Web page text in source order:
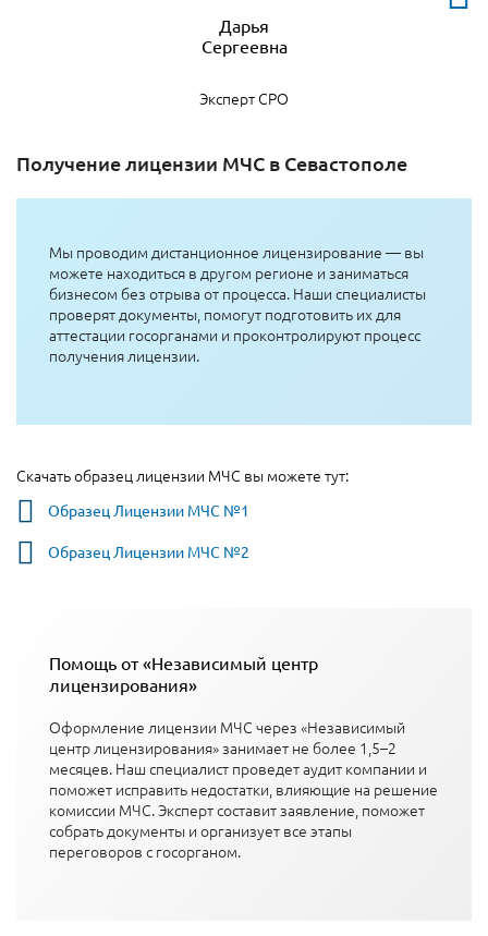
Дарья
Сергеевна
Эксперт СРО
Получение лицензии МЧС в Севастополе
Мы проводим дистанционное лицензирование — вы
можете находиться в другом регионе и заниматься
бизнесом без отрыва от процесса. Наши специалисты
проверят документы, помогут подготовить их для
аттестации госорганами и проконтролируют процесс
получения лицензии.
Скачать образец лицензии МЧС вы можете тут:
Образец Лицензии МЧС №1
Образец Лицензии МЧС №2
Помощь от «Независимый центр
лицензирования»
Оформление лицензии МЧС через «Независимый
центр лицензирования» занимает не более 1,5–2
месяцев. Наш специалист проведет аудит компании и
поможет исправить недостатки, влияющие на решение
комиссии МЧС. Эксперт составит заявление, поможет
собрать документы и организует все этапы
переговоров с госорганом.